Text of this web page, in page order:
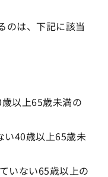
のは、下記に該当
以上65歳未満の
い40歳以上65歳未
いない65歳以上の